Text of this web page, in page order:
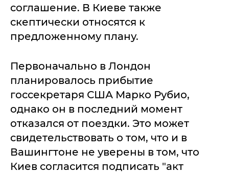
соглашение. В Киеве также
скептически относятся к
предложенному плану.
Первоначально в Лондон
планировалось прибытие
госсекретаря США Марко Рубио,
однако он в последний момент
отказался от поездки. Это может
свидетельствовать о том, что и в
Вашингтоне не уверены в том, что
Киев согласится подписать "акт